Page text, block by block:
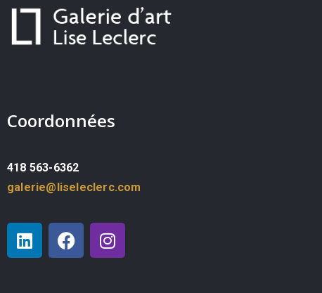
Coordonnées
418 563-6362
galerie@liseleclerc.com